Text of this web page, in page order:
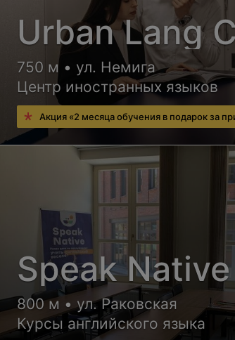
Urban Lang
750 м • ул. Немига
Центр иностранных языков
Акция «2 месяца обучения в подарок за
Speak Native
800 м • ул. Раковская
Курсы английского языка